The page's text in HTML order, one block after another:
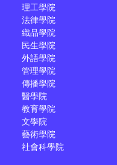
理工學院
法律學院
織品學院
民生學院
外語學院
管理學院
傳播學院
醫學院
教育學院
文學院
藝術學院
社會科學院